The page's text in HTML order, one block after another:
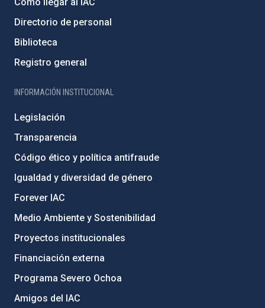
Directorio de personal
Biblioteca
Registro general
INFORMACIÓN INSTITUCIONAL
Legislación
Transparencia
Código ético y política antifraude
Igualdad y diversidad de género
Forever IAC
Medio Ambiente y Sostenibilidad
Proyectos institucionales
Financiación externa
Programa Severo Ochoa
Amigos del IAC